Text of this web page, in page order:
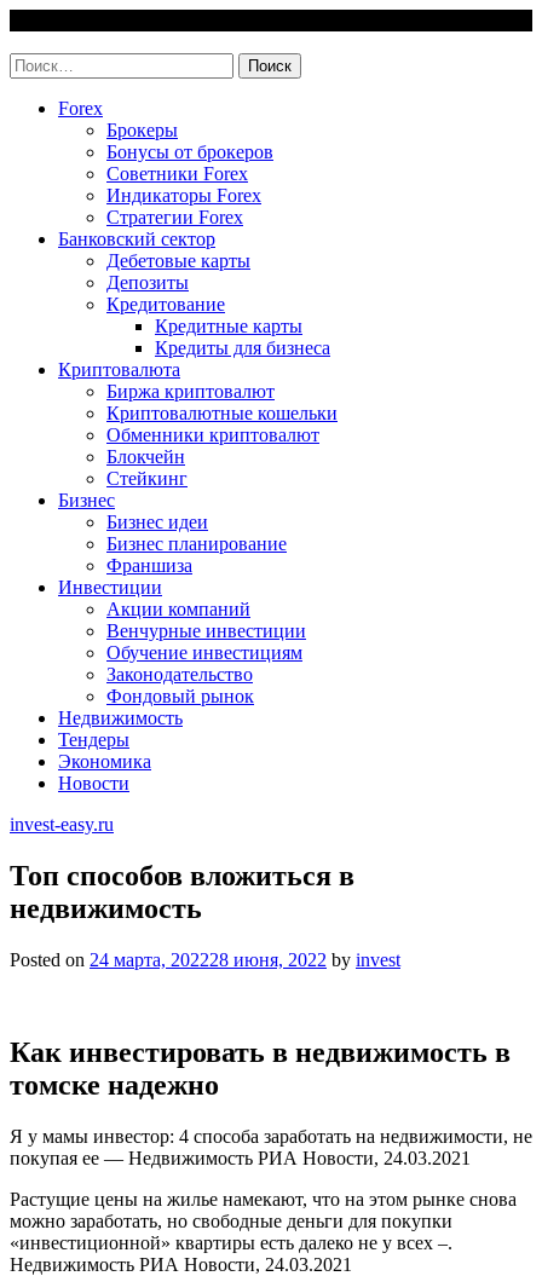
content
Найти:
Forex
Брокеры
Бонусы от брокеров
Советники Forex
Индикаторы Forex
Стратегии Forex
Банковский сектор
Дебетовые карты
Депозиты
Кредитование
Кредитные карты
Кредиты для бизнеса
Криптовалюта
Биржа криптовалют
Криптовалютные кошельки
Обменники криптовалют
Блокчейн
Стейкинг
Бизнес
Бизнес идеи
Бизнес планирование
Франшиза
Инвестиции
Акции компаний
Венчурные инвестиции
Обучение инвестициям
Законодательство
Фондовый рынок
Недвижимость
Тендеры
Экономика
Новости
invest-easy.ru
Топ способов вложиться в
недвижимость
Posted on 24 марта, 202228 июня, 2022 by invest
Как инвестировать в недвижимость в
томске надежно
Я у мамы инвестор: 4 способа заработать на недвижимости, не
покупая ее — Недвижимость РИА Новости, 24.03.2021
Растущие цены на жилье намекают, что на этом рынке снова
можно заработать, но свободные деньги для покупки
«инвестиционной» квартиры есть далеко не у всех –.
Недвижимость РИА Новости, 24.03.2021